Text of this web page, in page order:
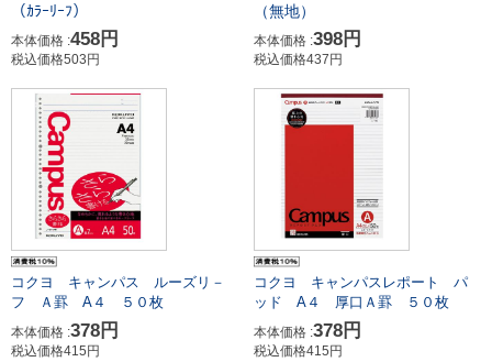
（ｶﾗｰﾘｰﾌ）
本体価格 :458円
税込価格503円
（無地）
本体価格 :398円
税込価格437円
コクヨ キャンパス ルーズリ－
フ Ａ罫 A４ ５０枚
本体価格 :378円
税込価格415円
コクヨ キャンパスレポート パ
ッド A４ 厚口Ａ罫 ５０枚
本体価格 :378円
税込価格415円